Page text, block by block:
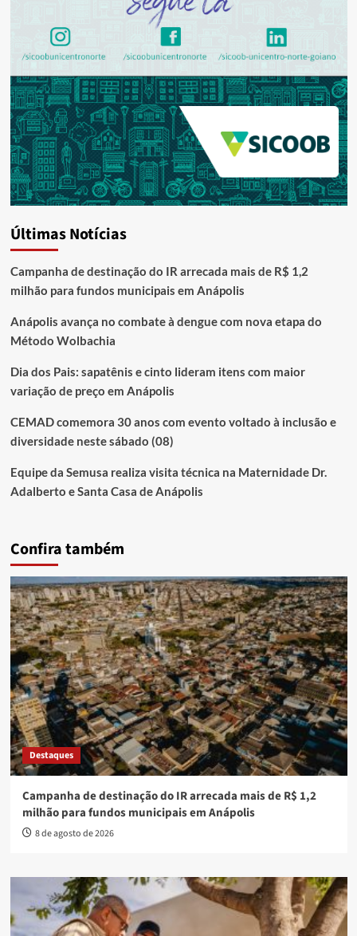
Últimas Notícias
Campanha de destinação do IR arrecada mais de R$ 1,2
milhão para fundos municipais em Anápolis
Anápolis avança no combate à dengue com nova etapa do
Método Wolbachia
Dia dos Pais: sapatênis e cinto lideram itens com maior
variação de preço em Anápolis
CEMAD comemora 30 anos com evento voltado à inclusão e
diversidade neste sábado (08)
Equipe da Semusa realiza visita técnica na Maternidade Dr.
Adalberto e Santa Casa de Anápolis
Confira também
Destaques
Campanha de destinação do IR arrecada mais de R$ 1,2
milhão para fundos municipais em Anápolis
8 de agosto de 2026